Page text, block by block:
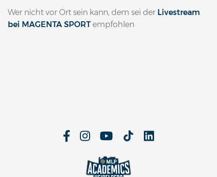
Wer nicht vor Ort sein kann, dem sei der Livestream
bei MAGENTA SPORTempfohlen